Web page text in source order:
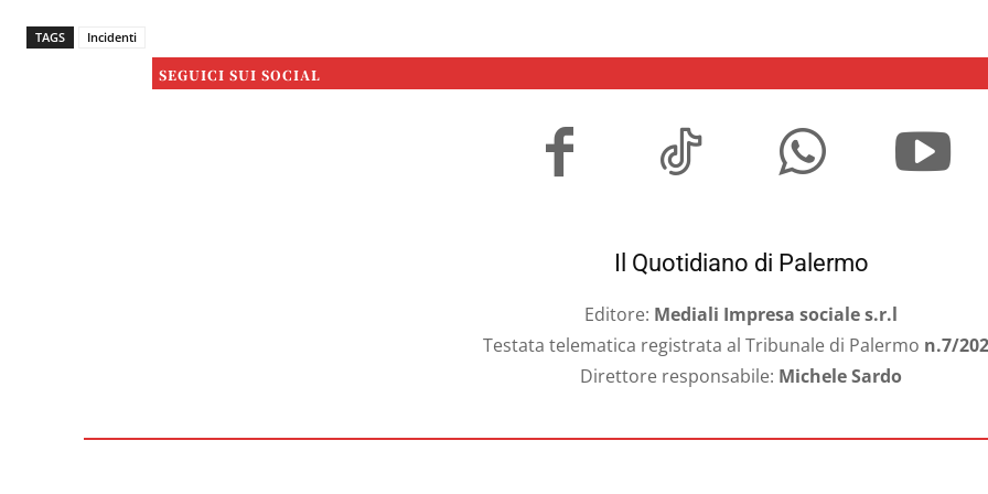
TAGS Incidenti
SEGUICI SUI SOCIAL
Il Quotidiano di Palermo
Editore: Mediali Impresa sociale s.r.l
Testata telematica registrata al Tribunale di Palermo n.7/
Direttore responsabile: Michele Sardo